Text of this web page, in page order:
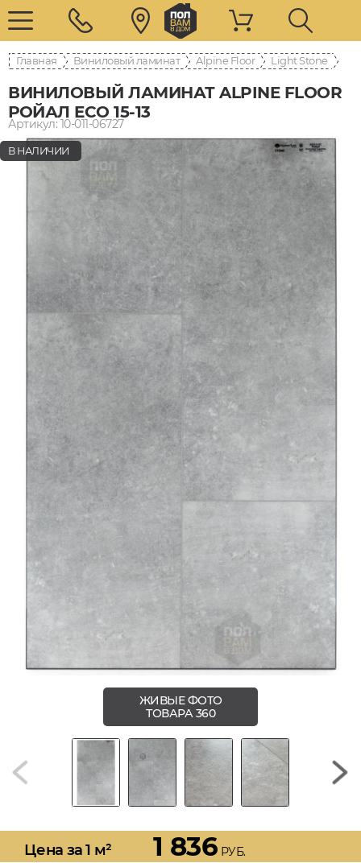
Главная Виниловый ламинат Alpine Floor Light Stone
ВИНИЛОВЫЙ ЛАМИНАТ ALPINE FLOOR
РОЙАЛ ECO 15-13
Артикул: 10-011-06727
В НАЛИЧИИ
ЖИВЫЕ ФОТО
ТОВАРА 360
Цена за 1 м² 1 836 РУБ.